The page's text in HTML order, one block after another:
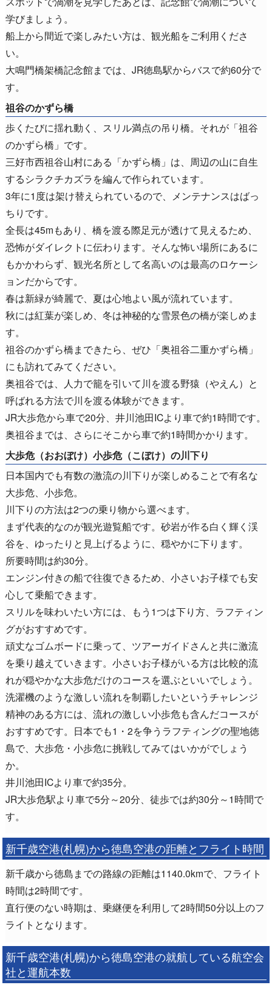
学びましょう。
船上から間近で楽しみたい方は、観光船をご利用くださ
い。
大鳴門橋架橋記念館までは、JR徳島駅からバスで約60分で
す。
祖谷のかずら橋
歩くたびに揺れ動く、スリル満点の吊り橋。それが「祖谷
のかずら橋」です。
三好市西祖谷山村にある「かずら橋」は、周辺の山に自生
するシラクチカズラを編んで作られています。
3年に1度は架け替えられているので、メンテナンスはばっ
ちりです。
全長は45mもあり、橋を渡る際足元が透けて見えるため、
恐怖がダイレクトに伝わります。そんな怖い場所にあるに
もかかわらず、観光名所として名高いのは最高のロケーシ
ョンだからです。
春は新緑が綺麗で、夏は心地よい風が流れています。
秋には紅葉が楽しめ、冬は神秘的な雪景色の橋が楽しめま
す。
祖谷のかずら橋まできたら、ぜひ「奥祖谷二重かずら橋」
にも訪れてみてください。
奥祖谷では、人力で籠を引いて川を渡る野猿（やえん）と
呼ばれる方法で川を渡る体験ができます。
JR大歩危から車で20分、井川池田ICより車で約1時間です。
奥祖谷までは、さらにそこから車で約1時間かかります。
大歩危（おおぼけ）小歩危（こぼけ）の川下り
日本国内でも有数の激流の川下りが楽しめることで有名な
大歩危、小歩危。
川下りの方法は2つの乗り物から選べます。
まず代表的なのが観光遊覧船です。砂岩が作る白く輝く渓
谷を、ゆったりと見上げるように、穏やかに下ります。
所要時間は約30分。
エンジン付きの船で往復できるため、小さいお子様でも安
心して乗船できます。
スリルを味わいたい方には、もう1つは下り方、ラフティン
グがおすすめです。
頑丈なゴムボードに乗って、ツアーガイドさんと共に激流
を乗り越えていきます。小さいお子様がいる方は比較的流
れが穏やかな大歩危だけのコースを選ぶといいでしょう。
洗濯機のような激しい流れを制覇したいというチャレンジ
精神のある方には、流れの激しい小歩危も含んだコースが
おすすめです。日本でも1・2を争うラフティングの聖地徳
島で、大歩危・小歩危に挑戦してみてはいかがでしょう
か。
井川池田ICより車で約35分。
JR大歩危駅より車で5分～20分、徒歩では約30分～1時間で
す。
新千歳空港(札幌)から徳島空港の距離とフライト時間
新千歳から徳島までの路線の距離は1140.0kmで、フライト
時間は2時間です。
直行便のない時期は、乗継便を利用して2時間50分以上のフ
ライトとなります。
新千歳空港(札幌)から徳島空港の就航している航空会
社と運航本数